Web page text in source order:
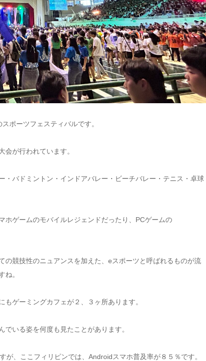
ポーツフェスティバルです。
が行われています。
バドミントン・インドアバレー・ビーチバレー・テニス・卓球
ホゲームのモバイルレジェンドだったり、PCゲームの
の競技性のニュアンスを加えた、eスポーツと呼ばれるものが流
ね。
ゲーミングカフェが２、３ヶ所あります。
いる姿を何度も見たことがあります。
、ここフィリピンでは、Androidスマホ普及率が８５％です。